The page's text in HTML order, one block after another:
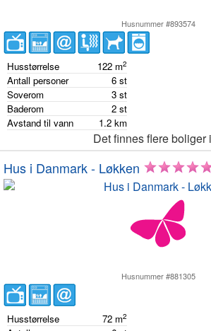
Husnummer #893574
Husstørrelse 122 m2
Antall personer 6 st
Soverom
3 st
Baderom
2 st
Avstand til vann
1.2 km
Det finnes flere boliger
Hus i Danmark - Løkken
Husnummer #881305
Husstørrelse 72 m2